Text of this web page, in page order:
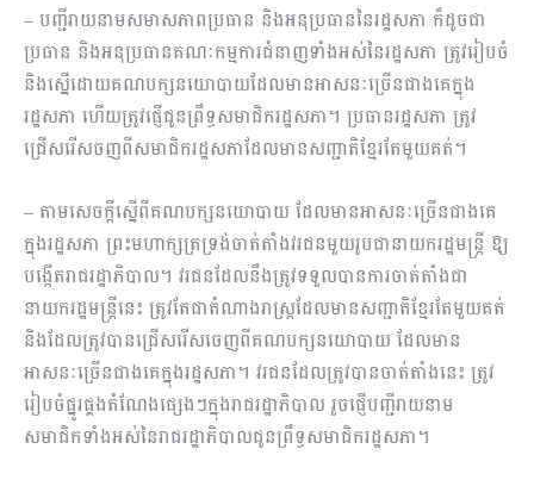
– បញ្ជីរាយនាមសមាសភាពប្រធាន និងអនុប្រធាននៃរដ្ឋសភា ក៏ដូចជា
ប្រធាន និងអនុប្រធានគណៈកម្មការជំនាញទាំងអស់នៃរដ្ឋសភា ត្រូវរៀបចំ
និងស្នើដោយគណបក្សនយោបាយដែលមានអាសនៈច្រើនជាងគេក្នុង
រដ្ឋសភា ហើយត្រូវផ្ញើជូនព្រឹទ្ធសមាជិករដ្ឋសភា។ ប្រធានរដ្ឋសភា ត្រូវ
ជ្រើសរើសចញពីសមាជិករដ្ឋសភាដែលមានសញ្ជាតិខ្មែរតែមួយគត់។
– តាមសេចក្ដីស្នើពីគណបក្សនយោបាយ ដែលមានអាសនៈច្រើនជាងគេ
ក្នុងរដ្ឋសភា ព្រះមហាក្សត្រទ្រង់ចាត់តាំងវរជនមួយរូបជានាយករដ្ឋមន្ត្រី ឱ្យ
បង្កើតរាជរដ្ឋាភិបាល។ វរជនដែលនឹងត្រូវទទួលបានការចាត់តាំងជា
នាយករដ្ឋមន្ត្រីនេះ ត្រូវតែជាតំណាងរាស្ត្រដែលមានសញ្ជាតិខ្មែរតែមួយគត់
និងដែលត្រូវបានជ្រើសរើសចេញពីគណបក្សនយោបាយ ដែលមាន
អាសនៈច្រើនជាងគេក្នុងរដ្ឋសភា។ វរជនដែលត្រូវបានចាត់តាំងនេះ ត្រូវ
រៀបចំផ្នូរផ្គងតំណែងផ្សេងៗក្នុងរាជរដ្ឋាភិបាល រួចផ្ញើបញ្ជីរាយនាម
សមាជិកទាំងអស់នៃរាជរដ្ឋាភិបាលជូនព្រឹទ្ធសមាជិករដ្ឋសភា។